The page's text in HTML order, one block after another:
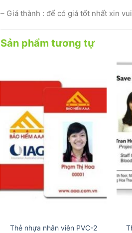
– Giá thành : để có giá tốt nhất xin
Sản phẩm tương tự
Thẻ nhựa nhân viên PVC-2